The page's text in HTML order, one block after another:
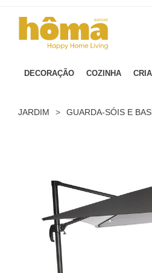
DECORAÇÃO COZINHA
JARDIM > GUARDA-SÓIS E